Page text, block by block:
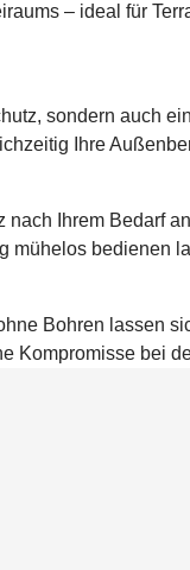
– ideal für
sondern auch
Ihre
Ihrem Bedarf
mühelos bedienen
Bohren lassen
Kompromisse bei